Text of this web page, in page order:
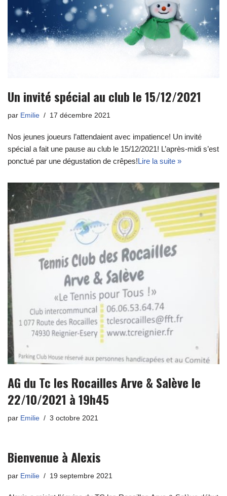
Un invité spécial au club le 15/12/2021
par Emilie 17 décembre 2021
Nos jeunes joueurs l’attendaient avec impatience! Un invité
spécial a fait une pause au club le 15/12/2021! L’après-midi s’est
ponctué par une dégustation de crêpes!Lire la suite »
AG du Tc les Rocailles Arve & Salève le
22/10/2021 à 19h45
par Emilie 3 octobre 2021
Bienvenue à Alexis
par Emilie 19 septembre 2021